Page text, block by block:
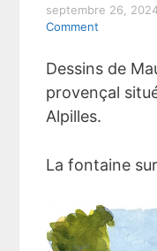
septembre 26,
Comment
Dessins de
provençal
Alpilles.
La fontaine